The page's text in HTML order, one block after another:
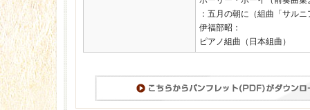
：五月の朝に（組曲「サル
伊福部昭：
ピアノ組曲（日本組曲）